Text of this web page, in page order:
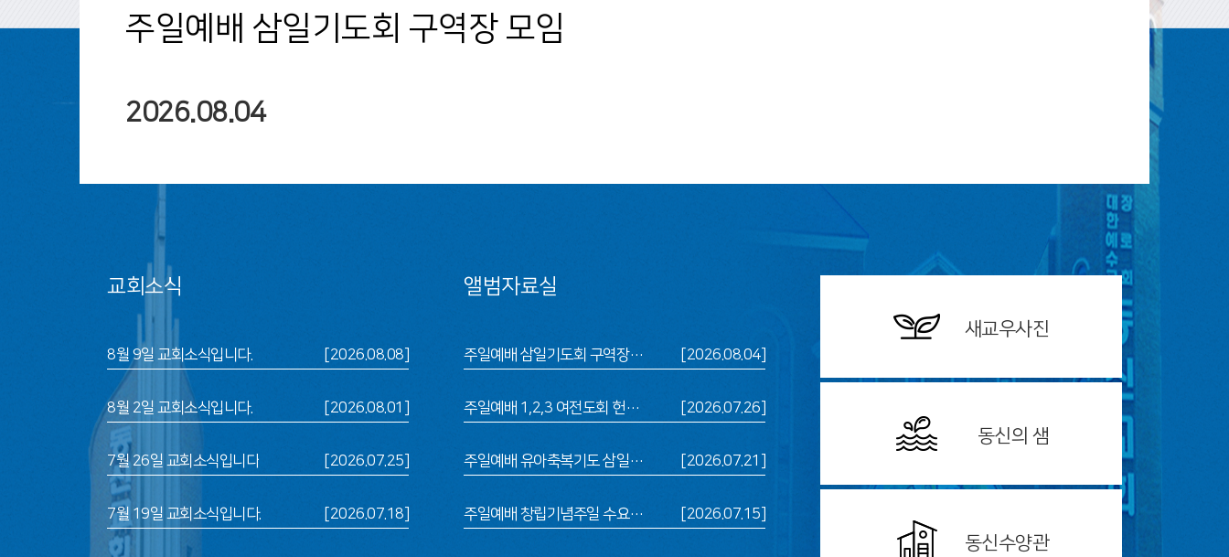
주일예배 삼일기도회 구역장 모임
2026.08.04
교회소식
8월 9일 교회소식입니다. [2026.08.08]
8월 2일 교회소식입니다. [2026.08.01]
7월 26일 교회소식입니다 [2026.07.25]
7월 19일 교회소식입니다. [2026.07.18]
앨범자료실
주일예배 삼일기도회 구역장 모임 [2026.08.04]
주일예배 1,2,3 여전도회 헌신예배 삼일기도회 구역장 모임 [2026.07.26]
주일예배 유아축복기도 삼일기도회 [2026.07.21]
주일예배 창립기념주일 수요기도회 구역장 모임 [2026.07.15]
새교우사진
동신의 샘
동신수양관